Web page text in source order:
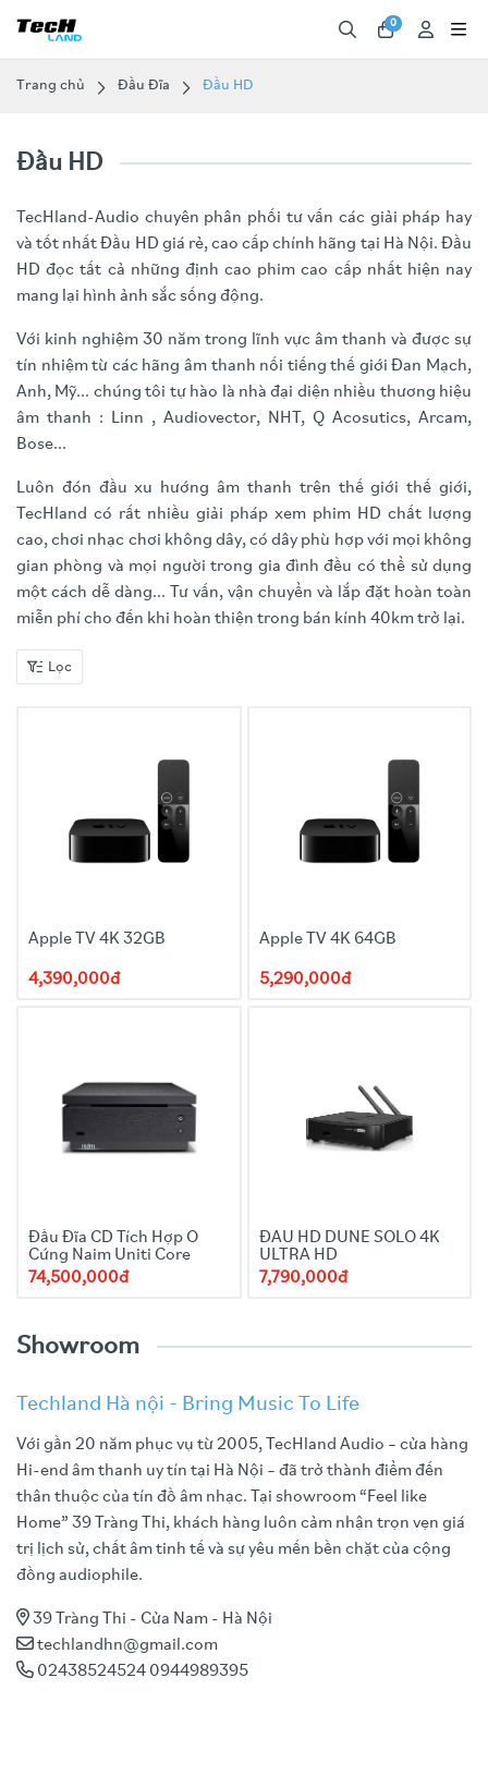
0
Trang chủ Đầu Đĩa Đầu HD
Đầu HD
TecHland-Audio chuyên phân phối tư vấn các giải pháp hay
và tốt nhất Đầu HD giá rẻ, cao cấp chính hãng tại Hà Nội. Đầu
HD đọc tất cả những định cao phim cao cấp nhất hiện nay
mang lại hình ảnh sắc sống động.
Với kinh nghiệm 30 năm trong lĩnh vực âm thanh và được sự
tín nhiệm từ các hãng âm thanh nối tiếng thế giới Đan Mạch,
Anh, Mỹ... chúng tôi tự hào là nhà đại diện nhiều thương hiệu
âm thanh : Linn , Audiovector, NHT, Q Acosutics, Arcam,
Bose...
Luôn đón đầu xu hướng âm thanh trên thế giới thế giới,
TecHland có rất nhiều giải pháp xem phim HD chất lượng
cao, chơi nhạc chơi không dây, có dây phù hợp với mọi không
gian phòng và mọi người trong gia đình đều có thể sử dụng
một cách dễ dàng... Tư vấn, vận chuyển và lắp đặt hoàn toàn
miễn phí cho đến khi hoàn thiện trong bán kính 40km trở lại.
Lọc
Apple TV 4K 32GB
4,390,000đ
Apple TV 4K 64GB
5,290,000đ
Đầu Đĩa CD Tích Hợp Ổ
Cứng Naim Uniti Core
74,500,000đ
ĐẦU HD DUNE SOLO 4K
ULTRA HD
7,790,000đ
Showroom
Techland Hà nội - Bring Music To Life
Với gần 20 năm phục vụ từ 2005, TecHland Audio – cửa hàng
Hi-end âm thanh uy tín tại Hà Nội – đã trở thành điểm đến
thân thuộc của tín đồ âm nhạc. Tại showroom “Feel like
Home” 39 Tràng Thi, khách hàng luôn cảm nhận trọn vẹn giá
trị lịch sử, chất âm tinh tế và sự yêu mến bền chặt của cộng
đồng audiophile.
39 Tràng Thi - Cửa Nam - Hà Nội
techlandhn@gmail.com
02438524524 0944989395